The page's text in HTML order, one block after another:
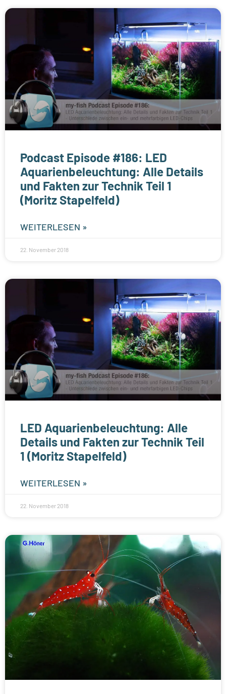
Podcast Episode #186: LED
Aquarienbeleuchtung: Alle Details
und Fakten zur Technik Teil 1
(Moritz Stapelfeld)
WEITERLESEN »
22. November 2018
LED Aquarienbeleuchtung: Alle
Details und Fakten zur Technik Teil
1 (Moritz Stapelfeld)
WEITERLESEN »
22. November 2018